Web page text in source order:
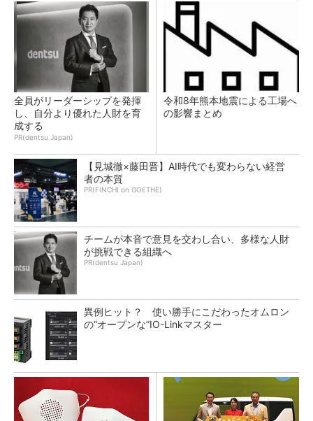
全員がリーダーシップを発揮
し、自分より優れた人財を育
成する
PR(dentsu Japan)
令和8年熊本地震による工場へ
の影響まとめ
【見城徹×藤田晋】AI時代でも変わらない経営
者の本質
PR(FINCHI on GOETHE)
チームが本音で意見を交わし合い、多様な人財
が挑戦できる組織へ
PR(dentsu Japan)
異例ヒット？ 使い勝手にこだわったオムロン
の“オープンな”IO-Linkマスター